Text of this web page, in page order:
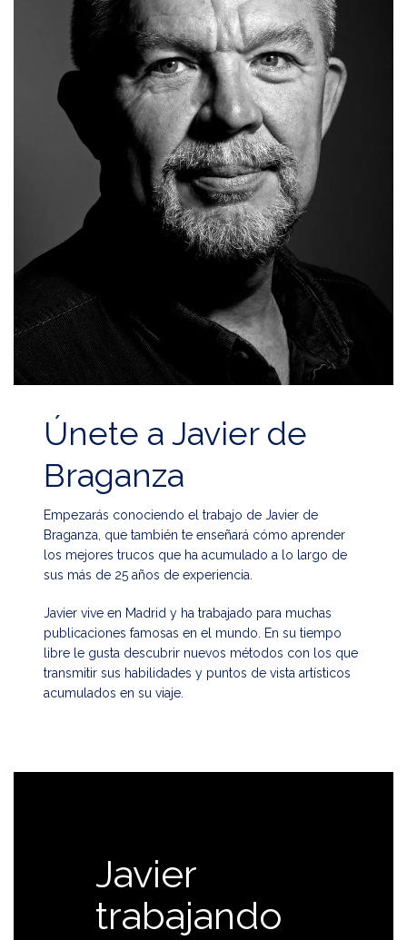
Únete a Javier de
Braganza
Empezarás conociendo el trabajo de Javier de
Braganza, que también te enseñará cómo aprender
los mejores trucos que ha acumulado a lo largo de
sus más de 25 años de experiencia.
Javier vive en Madrid y ha trabajado para muchas
publicaciones famosas en el mundo. En su tiempo
libre le gusta descubrir nuevos métodos con los que
transmitir sus habilidades y puntos de vista artísticos
acumulados en su viaje.
Javier
trabajando